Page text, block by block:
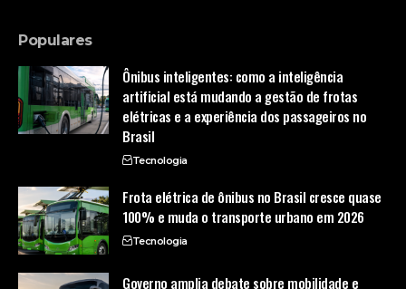
Populares
Ônibus inteligentes: como a inteligência
artificial está mudando a gestão de frotas
elétricas e a experiência dos passageiros no
Brasil
Tecnologia
Frota elétrica de ônibus no Brasil cresce quase
100% e muda o transporte urbano em 2026
Tecnologia
Governo amplia debate sobre mobilidade e